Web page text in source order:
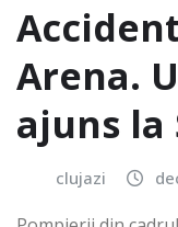
Arena.
ajuns la
clujazi